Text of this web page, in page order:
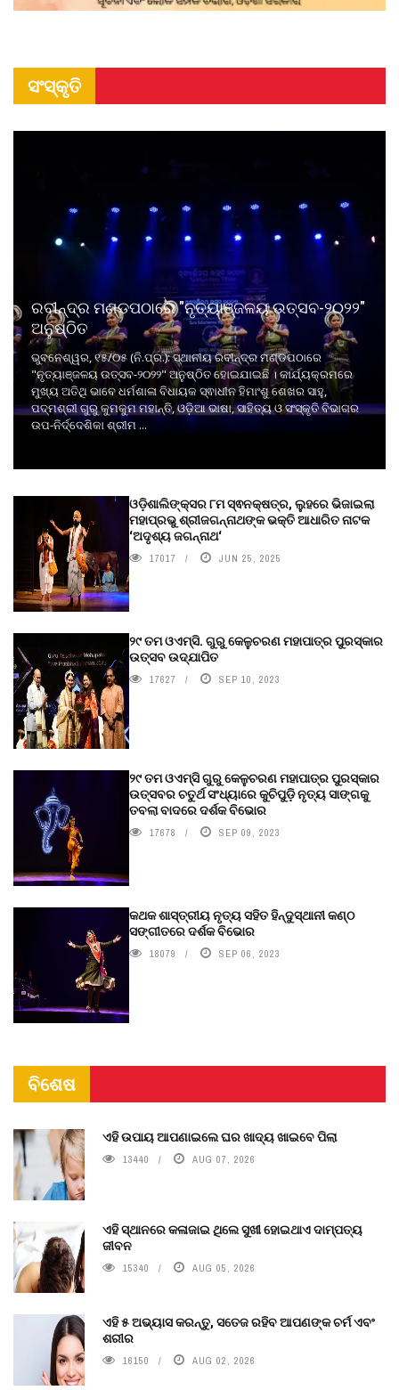
ସଂସ୍କୃତି
ରବୀନ୍ଦ୍ର ମଣ୍ଡପଠାରେ "ନୃତ୍ୟାଞ୍ଜଳୟ ଉତ୍ସବ-୨୦୨୨"
ଅନୁଷ୍ଠିତ
ଭୁବନେଶ୍ୱର, ୧୫/୦୫ (ନି.ପ୍ର.): ସ୍ଥାନୀୟ ରବୀନ୍ଦ୍ର ମଣ୍ଡପଠାରେ
"ନୃତ୍ୟାଞ୍ଜଳୟ ଉତ୍ସବ-୨୦୨୨" ଅନୁଷ୍ଠିତ ହୋଇଯାଇଛି । କାର୍ଯ୍ୟକ୍ରମରେ
ମୁଖ୍ୟ ଅତିଥି ଭାବେ ଧର୍ମଶାଳା ବିଧାୟକ ସ୍ଵାଧୀନ ହିମାଂଶୁ ଶେଖର ସାହୁ,
ପଦ୍ମଶ୍ରୀ ଗୁରୁ କୁମକୁମ ମହାନ୍ତି, ଓଡ଼ିଆ ଭାଷା, ସାହିତ୍ୟ ଓ ସଂସ୍କୃତି ବିଭାଗର
ଉପ-ନିର୍ଦ୍ଦେଶିକା ଶ୍ରୀମ ...
ଓଡ଼ିଶାଲିଙ୍କ୍ସର ୮ମ ସ୍ଵନକ୍ଷତ୍ର, ଲୁହରେ ଭିଜାଇଲା
ମହାପ୍ରଭୁ ଶ୍ରୀଜଗନ୍ନାଥଙ୍କ ଭକ୍ତି ଆଧାରିତ ନାଟକ
‘ଅଦୃଶ୍ୟ ଜଗନ୍ନାଥ‘
17017 JUN 25, 2025
୨୯ ତମ ଓଏମ୍‌ସି. ଗୁରୁ କେଳୁଚରଣ ମହାପାତ୍ର ପୁରସ୍କାର
ଉତ୍ସବ ଉଦ୍‍ଯାପିତ
17627 SEP 10, 2023
୨୯ ତମ ଓଏମ୍‌ସି ଗୁରୁ କେଳୁଚରଣ ମହାପାତ୍ର ପୁରସ୍କାର
ଉତ୍ସବର ଚତୁର୍ଥ ସଂଧ୍ୟାରେ କୁଚିପୁଡ଼ି ନୃତ୍ୟ ସାଙ୍ଗକୁ
ତବଲା ବାଦରେ ଦର୍ଶକ ବିଭୋର
17678 SEP 09, 2023
କଥକ ଶାସ୍ତ୍ରୀୟ ନୃତ୍ୟ ସହିତ ହିନ୍ଦୁସ୍ଥାନୀ କଣ୍ଠ
ସଙ୍ଗୀତରେ ଦର୍ଶକ ବିଭୋର
18079 SEP 06, 2023
ବିଶେଷ
ଏହି ଉପାୟ ଆପଣାଇଲେ ଘର ଖାଦ୍ୟ ଖାଇବେ ପିଲା
13440 AUG 07, 2026
ଏହି ସ୍ଥାନରେ କଳାଜାଇ ଥିଲେ ସୁଖୀ ହୋଇଥାଏ ଦାମ୍ପତ୍ୟ
ଜୀବନ
15340 AUG 05, 2026
ଏହି ୫ ଅଭ୍ୟାସ କରନ୍ତୁ, ସତେଜ ରହିବ ଆପଣଙ୍କ ଚର୍ମ ଏବଂ
ଶରୀର
16150 AUG 02, 2026